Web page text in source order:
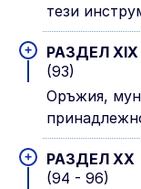
тези
+
РАЗДЕЛ XIX
(93)
Оръжия,
+
РАЗДЕЛ XX
(94 - 96)